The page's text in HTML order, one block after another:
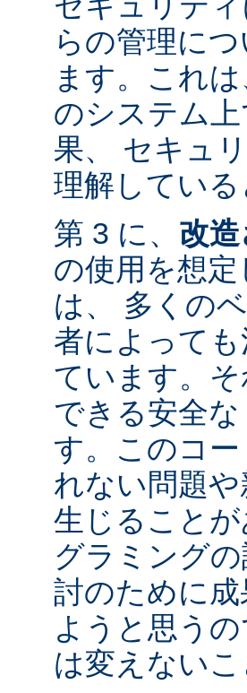
らの管理に
ます。これは
のシステム
果、 セキュ
理解してい
第 3 に、 改
の使用を想
は、 多くの
者によって
ています。
できる安全
す。このコ
れない問題
生じること
グラミング
討のために
ようと思う
は変えないこ